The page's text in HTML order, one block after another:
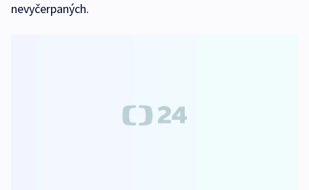
nevyčerpaných.